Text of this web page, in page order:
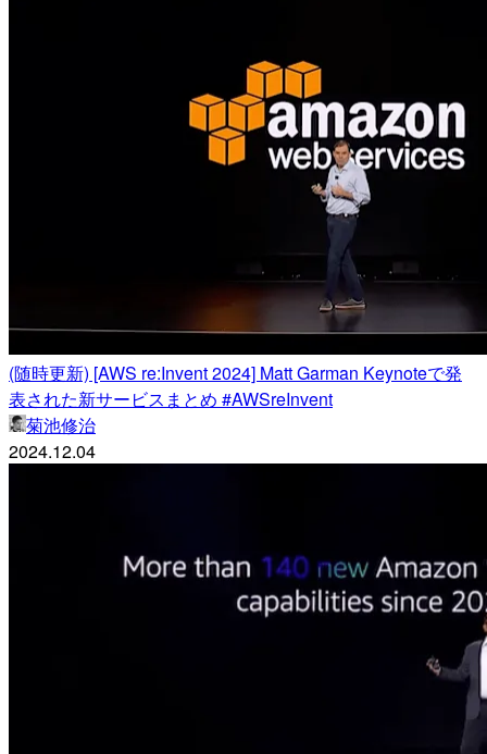
(随時更新) [AWS re:Invent 2024] Matt Garman Keynoteで発
表された新サービスまとめ #AWSreInvent
菊池修治
2024.12.04